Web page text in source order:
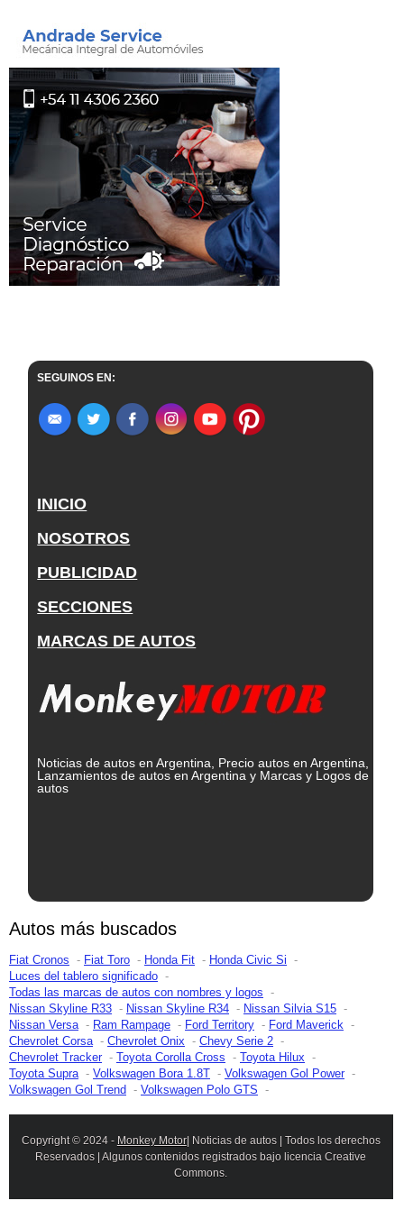
SEGUINOS EN:
INICIO
NOSOTROS
PUBLICIDAD
SECCIONES
MARCAS DE AUTOS
Noticias de autos en Argentina, Precio autos en Argentina,
Lanzamientos de autos en Argentina y Marcas y Logos de
autos
Autos más buscados
Fiat Cronos Fiat Toro Honda Fit
Honda Civic Si
Luces del tablero significado
Todas las marcas de autos con nombres y logos
Nissan Skyline R33
Nissan Skyline R34
Nissan Silvia S15
Nissan Versa
Ram Rampage Ford Territory
Ford Maverick
Chevrolet Corsa
Chevrolet Onix
Chevy Serie 2
Chevrolet Tracker
Toyota Corolla Cross
Toyota Hilux
Toyota Supra
Volkswagen Bora 1.8T
Volkswagen Gol Power
Volkswagen Gol Trend
Volkswagen Polo GTS
Copyright © 2024 - Monkey Motor| Noticias de autos | Todos los derechos
Reservados | Algunos contenidos registrados bajo licencia Creative
Commons.